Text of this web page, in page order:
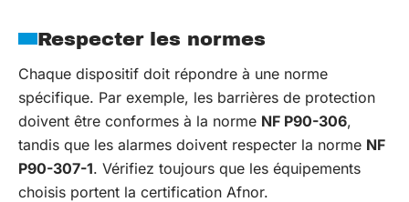
Respecter les normes
Chaque dispositif doit répondre à une norme
spécifique. Par exemple, les barrières de protection
doivent être conformes à la norme NF P90-306,
tandis que les alarmes doivent respecter la norme NF
P90-307-1. Vérifiez toujours que les équipements
choisis portent la certification Afnor.